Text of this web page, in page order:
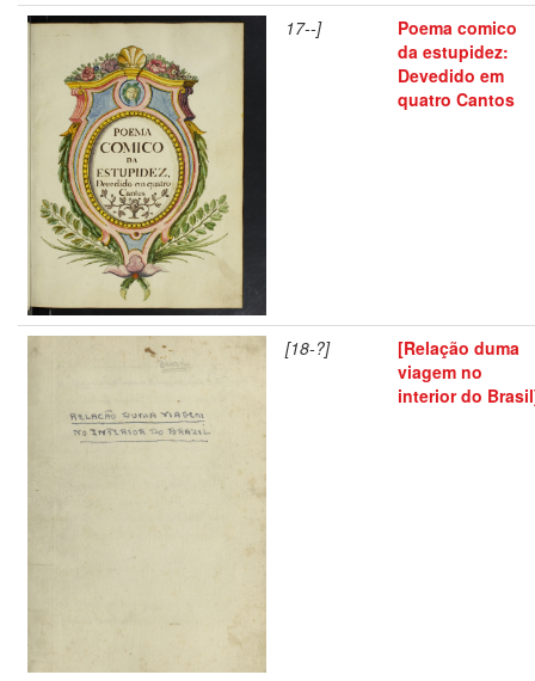
17--]
Poema comico
da estupidez:
Devedido em
quatro Cantos
[18-?]
[Relação duma
viagem no
interior do